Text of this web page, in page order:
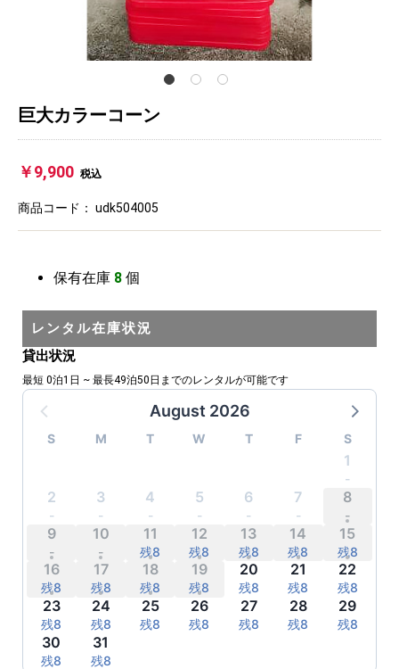
巨大カラーコーン
￥9,900 税込
商品コード： udk504005
保有在庫 8 個
レンタル在庫状況
貸出状況
最短 0泊1日 ~ 最長49泊50日までのレンタルが可能です
August 2026
S M T W T F S
1
-
2
-
3
-
4
-
5
-
6
-
7
-
8
-
9
-
10
-
11
残8
12
残8
13
残8
14
残8
15
残8
16
残8
17
残8
18
残8
19
残8
20
残8
21
残8
22
残8
23
残8
24
残8
25
残8
26
残8
27
残8
28
残8
29
残8
30
残8
31
残8